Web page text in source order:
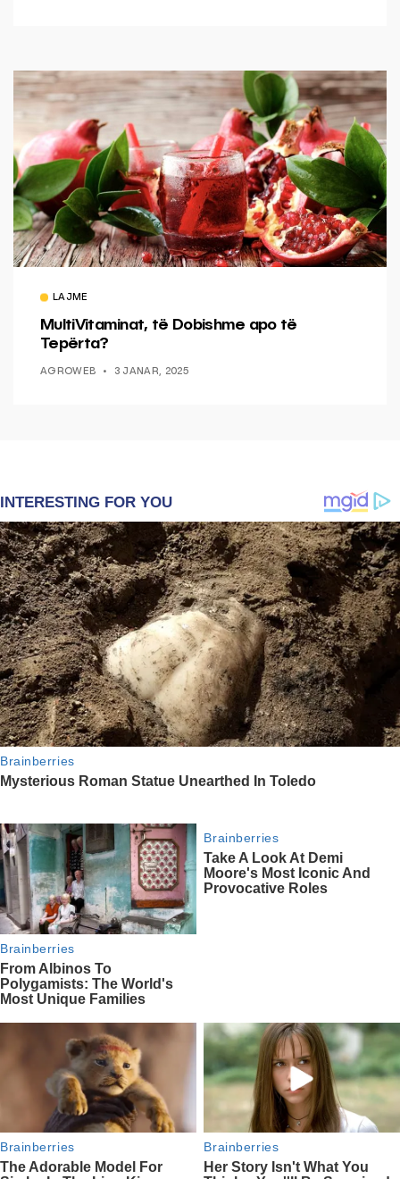
LAJME
MultiVitaminat, të Dobishme apo të
Tepërta?
AGROWEB 3 JANAR, 2025